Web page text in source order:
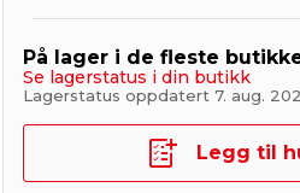
På lager i de fleste
Se lagerstatus i din butikk
Lagerstatus oppdatert 7. aug.
Legg til